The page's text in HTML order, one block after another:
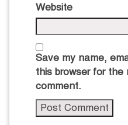
Website
Save my name,
this browser for the
comment.